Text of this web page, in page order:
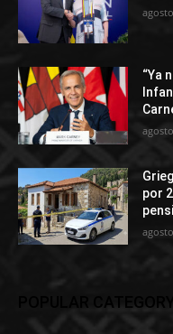
“Ya
por
POPULAR